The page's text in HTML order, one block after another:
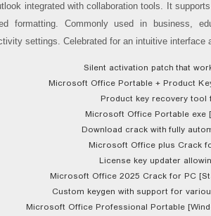
integrated with collaboration tools. It
formatting. Commonly used in business,
settings. Celebrated for an intuitive interface
Silent activation patch that
Microsoft Office Portable + Product
Product key recovery
Microsoft Office Portable exe
Download crack with fully
Microsoft Office plus Crack
License key updater
Microsoft Office 2025 Crack for PC
Custom keygen with support for
Microsoft Office Professional Portable